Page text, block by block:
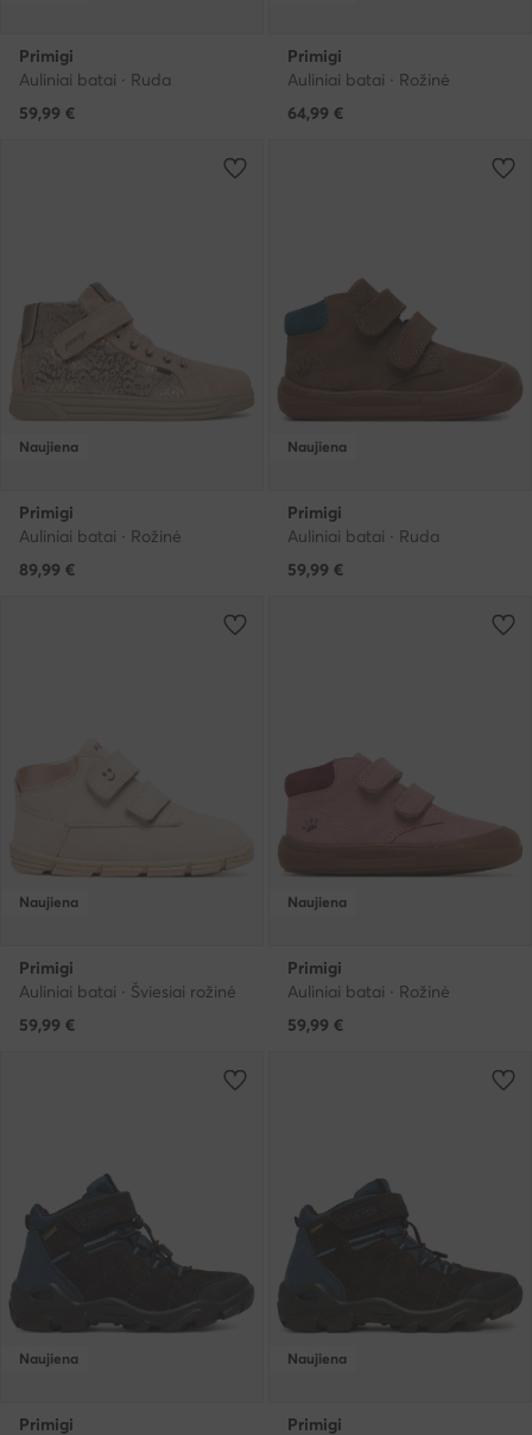
Primigi
Auliniai batai · Ruda
59,99 €
Primigi
Auliniai batai · Rožinė
64,99 €
Naujiena
Primigi
Auliniai batai · Rožinė
89,99 €
Naujiena
Primigi
Auliniai batai · Ruda
59,99 €
Naujiena
Primigi
Auliniai batai · Šviesiai rožinė
59,99 €
Naujiena
Primigi
Auliniai batai · Rožinė
59,99 €
Naujiena
Primigi
Naujiena
Primigi